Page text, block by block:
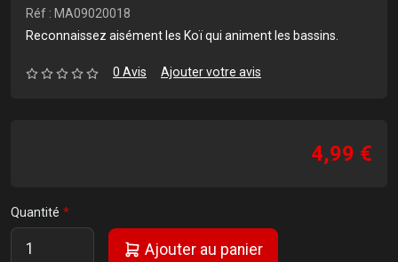
Réf : MA09020018
Reconnaissez aisément les Koï qui animent les bassins.
0 Avis Ajouter votre avis
4,99 €
Quantité
Ajouter au panier